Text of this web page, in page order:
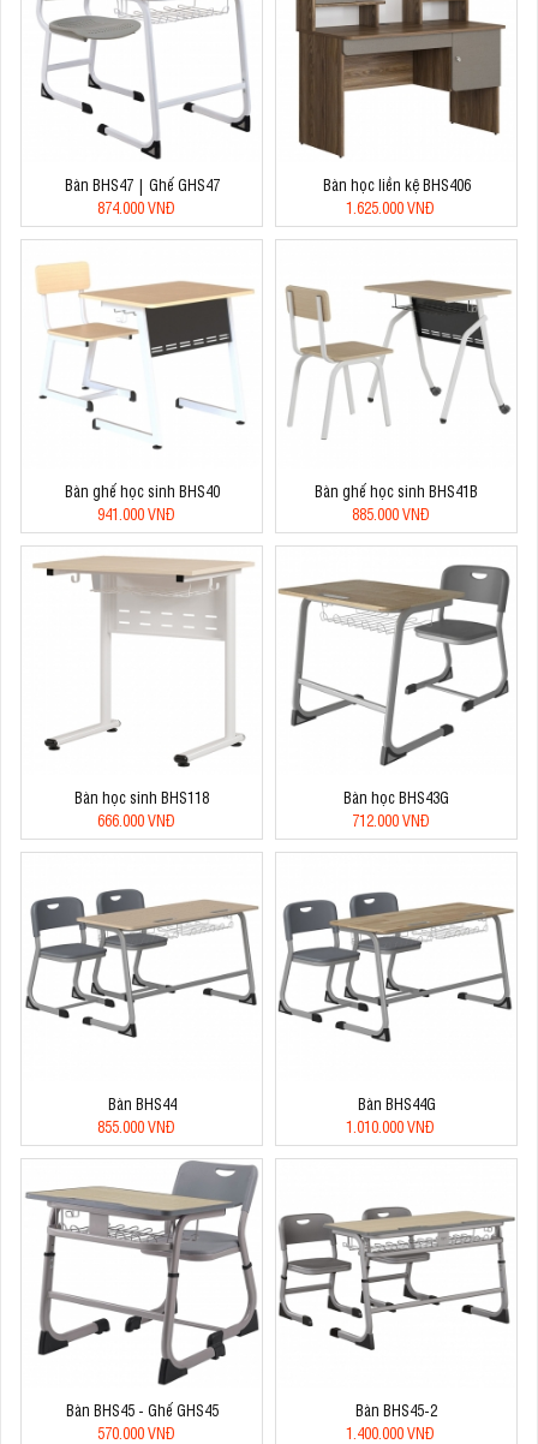
Bàn BHS47 | Ghế GHS47
874.000 VNĐ
Bàn học liền kệ BHS406
1.625.000 VNĐ
Bàn ghế học sinh BHS40
941.000 VNĐ
Bàn ghế học sinh BHS41B
885.000 VNĐ
Bàn học sinh BHS118
666.000 VNĐ
Bàn học BHS43G
712.000 VNĐ
Bàn BHS44
855.000 VNĐ
Bàn BHS44G
1.010.000 VNĐ
Bàn BHS45 - Ghế GHS45
570.000 VNĐ
Bàn BHS45-2
1.400.000 VNĐ